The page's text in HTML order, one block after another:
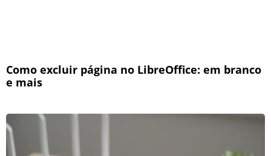
Como excluir página no LibreOffice: em branco
e mais